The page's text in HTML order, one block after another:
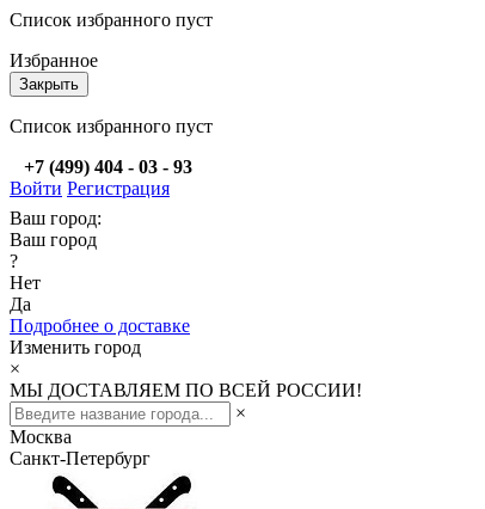
Список избранного пуст
Избранное
Закрыть
Список избранного пуст
+7 (499) 404 - 03 - 93
Войти Регистрация
Ваш город:
Ваш город
?
Нет
Да
Подробнее о доставке
Изменить город
×
МЫ ДОСТАВЛЯЕМ ПО ВСЕЙ РОССИИ!
×
Москва
Санкт-Петербург